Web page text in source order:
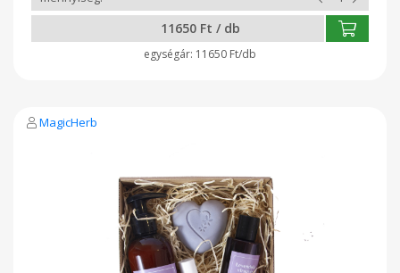
11650 Ft / db
11650 Ft/db
MagicHerb